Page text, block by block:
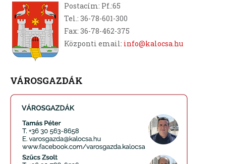
Postacím: Pf.:65
Tel.: 36-78-601-300
Fax: 36-78-462-375
Központi email: info@kalocsa.hu
VÁROSGAZDÁK